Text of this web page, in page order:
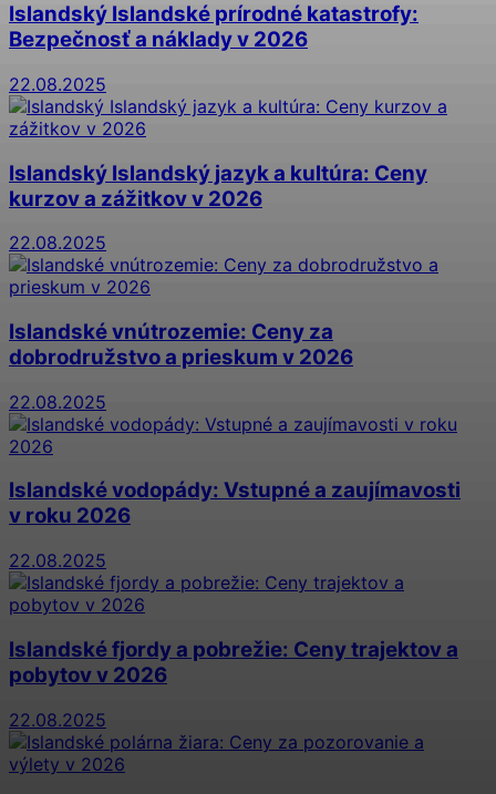
Islandský Islandské prírodné katastrofy:
Bezpečnosť a náklady v 2026
22.08.2025
Islandský Islandský jazyk a kultúra: Ceny
kurzov a zážitkov v 2026
22.08.2025
Islandské vnútrozemie: Ceny za
dobrodružstvo a prieskum v 2026
22.08.2025
Islandské vodopády: Vstupné a zaujímavosti
v roku 2026
22.08.2025
Islandské fjordy a pobrežie: Ceny trajektov a
pobytov v 2026
22.08.2025